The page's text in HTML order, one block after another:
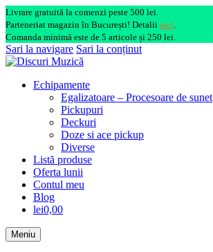
Livrare gratuită la comenzi peste 500 lei.
Parteneriat magazin în București! Detalii aici.
Comanda minimă este de 5 articole și 250 lei.
Sari la navigare Sari la conținut
Echipamente
Egalizatoare – Procesoare de sunet
Pickupuri
Deckuri
Doze si ace pickup
Diverse
Listă produse
Oferta lunii
Contul meu
Blog
lei0,00
Meniu